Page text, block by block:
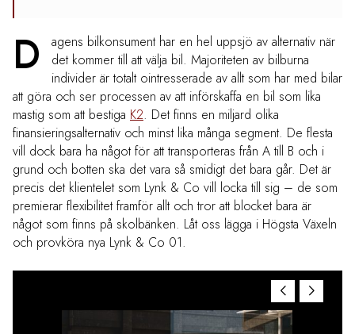
D
agens bilkonsument har en hel uppsjö av alternativ när
det kommer till att välja bil. Majoriteten av bilburna
individer är totalt ointresserade av allt som har med bilar
att göra och ser processen av att införskaffa en bil som lika
mastig som att bestiga K2. Det finns en miljard olika
finansieringsalternativ och minst lika många segment. De flesta
vill dock bara ha något för att transporteras från A till B och i
grund och botten ska det vara så smidigt det bara går. Det är
precis det klientelet som Lynk & Co vill locka till sig – de som
premierar flexibilitet framför allt och tror att blocket bara är
något som finns på skolbänken. Låt oss lägga i Högsta Växeln
och provköra nya Lynk & Co 01.